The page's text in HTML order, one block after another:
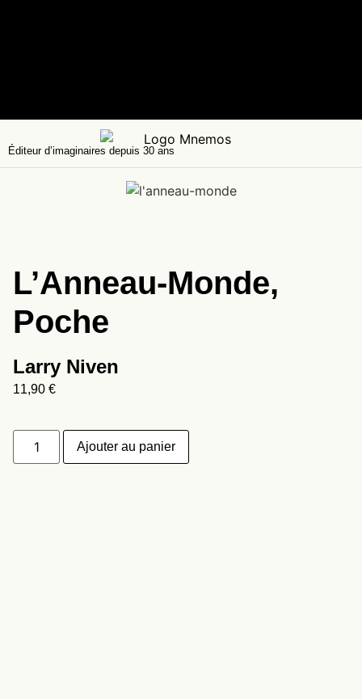
Éditeur d’imaginaires depuis 30 ans
L’Anneau-Monde,
Poche
Larry Niven
11,90 €
Ajouter au panier